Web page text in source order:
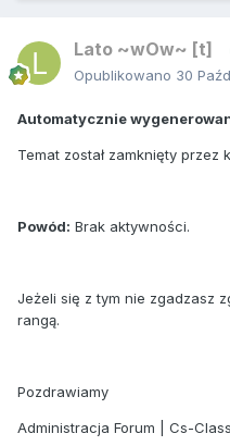
Lato ~wOw~ [t]
Opublikowano 30
Automatycznie
Temat został zamknięty przez
Powód: Brak aktywności.
Jeżeli się z tym nie zgadzasz
rangą.
Pozdrawiamy
Administracja Forum | Cs-